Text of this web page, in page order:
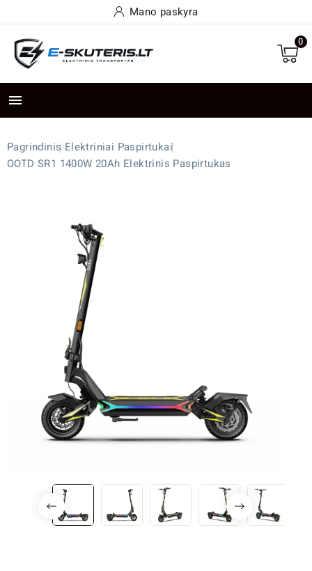
Mano paskyra
0

Pagrindinis Elektriniai Paspirtukai
OOTD SR1 1400W 20Ah Elektrinis Paspirtukas